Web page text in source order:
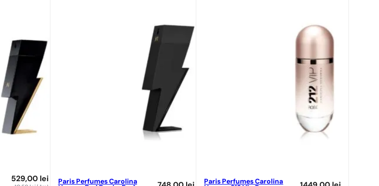
529,00 lei
Paris Perfumes Carolina
Paris Perfumes Carolina